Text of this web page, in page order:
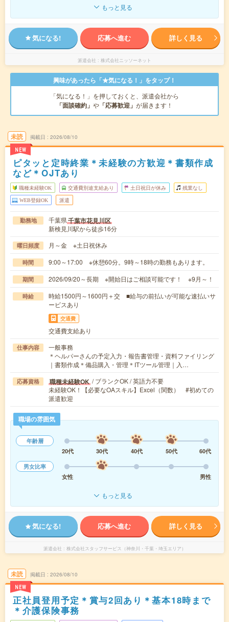
もっと見る
気になる! 応募へ進む 詳しく見る
派遣会社 株式会社ニッソーネット
興味があったら「★気になる！」をタップ！
「気になる！」を押しておくと、派遣会社から
「面談確約」 や 「応募歓迎」 が届きます！
未読
NEW
掲載日 2026/08/10
ピタッと定時終業＊未経験の方歓迎＊書類作成
など＊OJTあり
職種未経験OK 交通費別途支給あり 土日祝日が休み 残業なし
WEB登録OK 派遣
勤務地 千葉県千葉市花見川区
新検見川駅から徒歩16分
曜日頻度 月～金 ※土日祝休み
時間 9:00～17:00 ※休憩60分。9時～18時の勤務もあります。
期間 2026/09/20～長期 ※開始日はご相談可能です！ ※9月～！
時給
時給1500円～1600円＋交 ■給与の前払いが可能な速払いサ
ービスあり
交通費
交通費支給あり
仕事内容
一般事務
＊ヘルパーさんの予定入力・報告書管理・資料ファイリング
｜書類作成＊備品購入・管理＊ITツール管理｜入…
応募資格 職種未経験OK / ブランクOK / 英語力不要
未経験OK！【必要なOAスキル】Excel（関数） #初めての
派遣歓迎
職場の雰囲気
年齢層
20代
30代 40代 50代
60代
男女比率
女性
男性
もっと見る
気になる! 応募へ進む 詳しく見る
派遣会社 株式会社スタッフサービス（神奈川・千葉・埼玉エリア）
未読
NEW
掲載日 2026/08/10
正社員登用予定＊賞与2回あり＊基本18時まで
＊介護保険事務